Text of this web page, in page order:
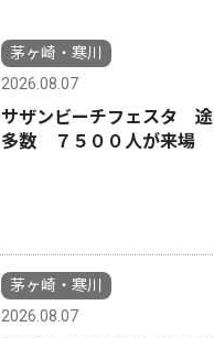
茅ヶ崎・寒川
2026.08.07
サザンビーチフェスタ
多数 ７５００人が来場
茅ヶ崎・寒川
2026.08.07